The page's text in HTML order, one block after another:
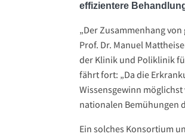
effizientere
„Der Zusammenhang
Prof. Dr. Manuel
der Klinik und Poliklinik
fährt fort: „Da die
Wissensgewinn
nationalen Bemühungen
Ein solches Konsortium